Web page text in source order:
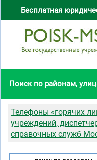
Бесплатная
Поиск по районам,
Телефоны «горячих
учреждений,
справочных служб